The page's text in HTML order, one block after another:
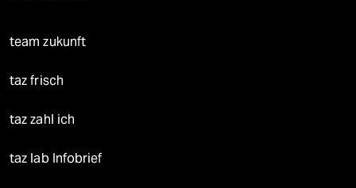
team zukunft
taz frisch
taz zahl ich
taz lab Infobrief